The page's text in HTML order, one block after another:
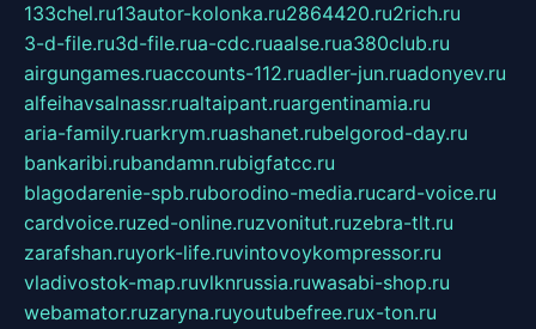
133chel.ru13autor-kolonka.ru2864420.ru2rich.ru
3-d-file.ru3d-file.rua-cdc.ruaalse.rua380club.ru
airgungames.ruaccounts-112.ruadler-jun.ruadonyev.ru
alfeihavsalnassr.rualtaipant.ruargentinamia.ru
aria-family.ruarkrym.ruashanet.rubelgorod-day.ru
bankaribi.rubandamn.rubigfatcc.ru
blagodarenie-spb.ruborodino-media.rucard-voice.ru
cardvoice.ruzed-online.ruzvonitut.ruzebra-tlt.ru
zarafshan.ruyork-life.ruvintovoykompressor.ru
vladivostok-map.ruvlknrussia.ruwasabi-shop.ru
webamator.ruzaryna.ruyoutubefree.rux-ton.ru